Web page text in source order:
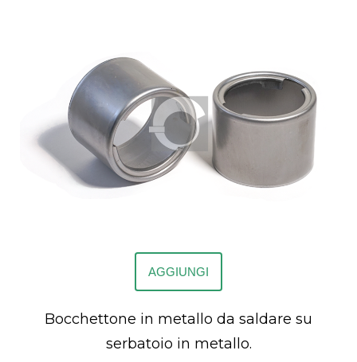
AGGIUNGI
Bocchettone in metallo da saldare su
serbatoio in metallo.